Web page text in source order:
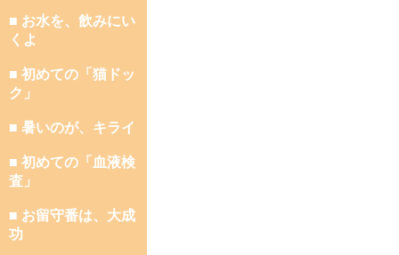
■ お水を、飲みにい
くよ
■ 初めての「猫ドッ
ク」
■ 暑いのが、キライ
■ 初めての「血液検
査」
■ お留守番は、大成
功